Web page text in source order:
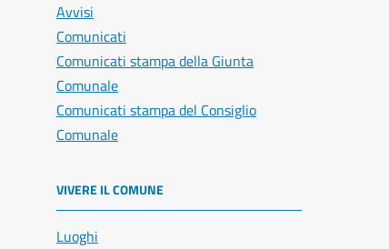
Avvisi
Comunicati
Comunicati stampa della Giunta
Comunale
Comunicati stampa del Consiglio
Comunale
VIVERE IL COMUNE
Luoghi